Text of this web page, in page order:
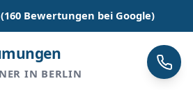
(160 Bewertungen bei Google)
IN BERLIN